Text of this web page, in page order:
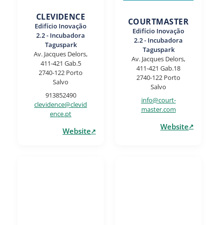
CLEVIDENCE
Edifício Inovação
2.2 - Incubadora
Taguspark
Av. Jacques Delors,
411-421 Gab.5
2740-122 Porto
Salvo
913852490
clevidence@clevid
ence.pt
Website
COURTMASTER
Edifício Inovação
2.2 - Incubadora
Taguspark
Av. Jacques Delors,
411-421 Gab.18
2740-122 Porto
Salvo
info@court-
master.com
Website